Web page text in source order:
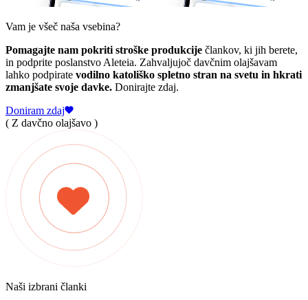
Vam je všeč naša vsebina?
Pomagajte nam pokriti stroške produkcije člankov, ki jih berete,
in podprite poslanstvo Aleteia. Zahvaljujoč davčnim olajšavam
lahko podpirate vodilno katoliško spletno stran na svetu in hkrati
zmanjšate svoje davke. Donirajte zdaj.
Doniram zdaj
( Z davčno olajšavo )
Naši izbrani članki